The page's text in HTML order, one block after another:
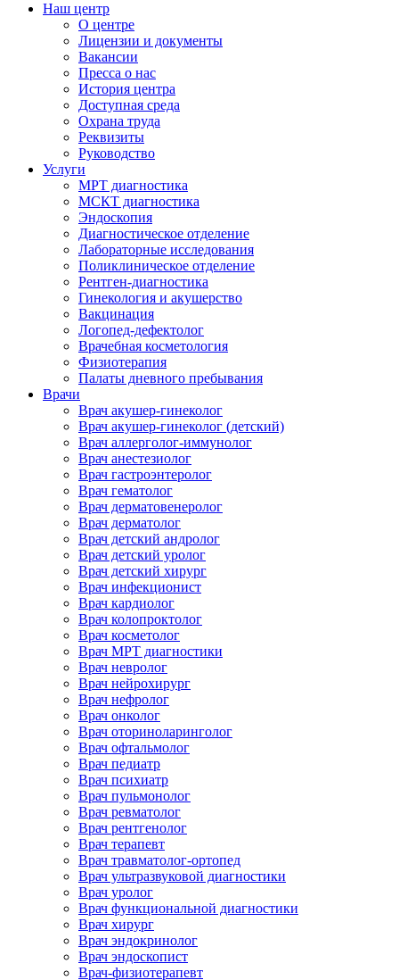
Наш центр
О центре
Лицензии и документы
Вакансии
Пресса о нас
История центра
Доступная среда
Охрана труда
Реквизиты
Руководство
Услуги
МРТ диагностика
МСКТ диагностика
Эндоскопия
Диагностическое отделение
Лабораторные исследования
Поликлиническое отделение
Рентген-диагностика
Гинекология и акушерство
Вакцинация
Логопед-дефектолог
Врачебная косметология
Физиотерапия
Палаты дневного пребывания
Врачи
Врач акушер-гинеколог
Врач акушер-гинеколог (детский)
Врач аллерголог-иммунолог
Врач анестезиолог
Врач гастроэнтеролог
Врач гематолог
Врач дерматовенеролог
Врач дерматолог
Врач детский андролог
Врач детский уролог
Врач детский хирург
Врач инфекционист
Врач кардиолог
Врач колопроктолог
Врач косметолог
Врач МРТ диагностики
Врач невролог
Врач нейрохирург
Врач нефролог
Врач онколог
Врач оториноларинголог
Врач офтальмолог
Врач педиатр
Врач психиатр
Врач пульмонолог
Врач ревматолог
Врач рентгенолог
Врач терапевт
Врач травматолог-ортопед
Врач ультразвуковой диагностики
Врач уролог
Врач функциональной диагностики
Врач хирург
Врач эндокринолог
Врач эндоскопист
Врач-физиотерапевт